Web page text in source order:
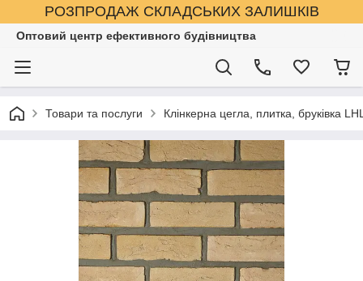
РОЗПРОДАЖ СКЛАДСЬКИХ ЗАЛИШКІВ
Оптовий центр ефективного будівництва
Товари та послуги Клінкерна цегла, плитка, бруківка